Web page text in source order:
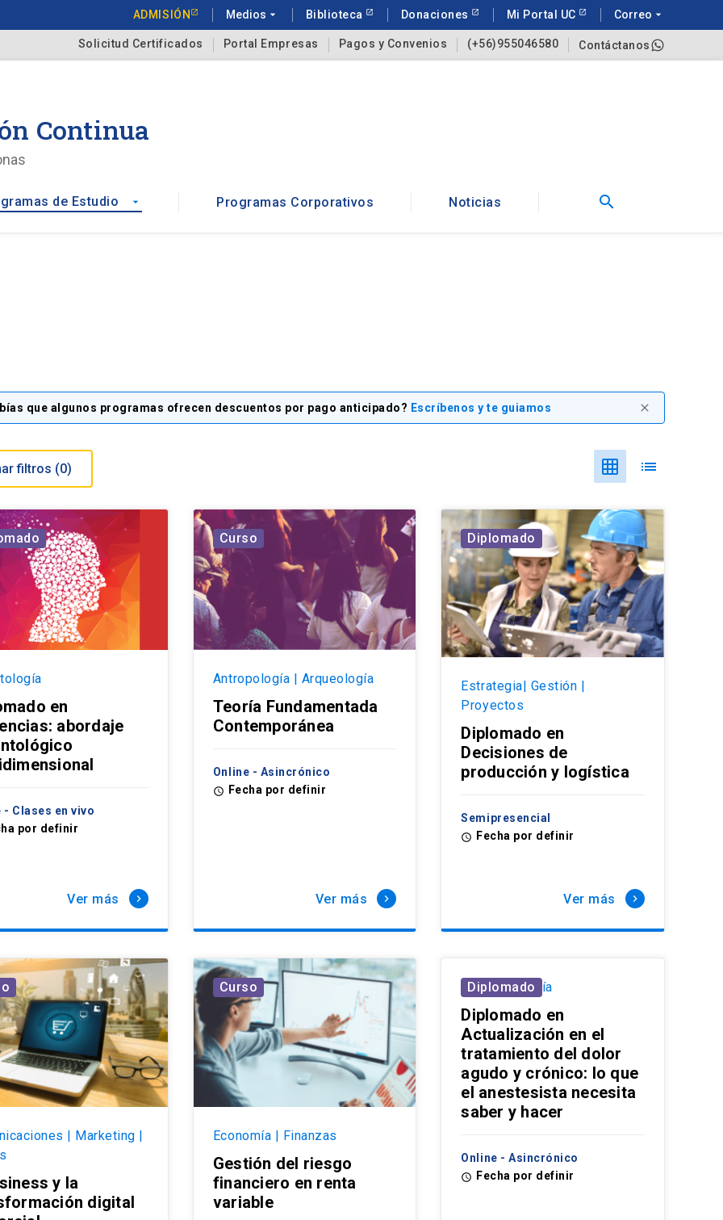
ADMISIÓN Medios arrow_drop_down Biblioteca Donaciones Mi Portal UC Correo arrow_drop_down
Solicitud Certificados Portal Empresas Pagos y Convenios (+56)955046580 Contáctanos
Continua
de Estudio arrow_drop_down Programas Corporativos Noticias search
que algunos programas ofrecen descuentos por pago anticipado? Escríbenos y te guiamos close
Eliminar filtros (0) grid_on list
en
abordaje
- Clases en vivo
por definir
Ver más keyboard_arrow_right
Curso
Antropología | Arqueología
Teoría Fundamentada
Contemporánea
Online - Asincrónico
access_time Fecha por definir
Ver más keyboard_arrow_right
Diplomado
Estrategia| Gestión |
Proyectos
Diplomado en
Decisiones de
producción y logística
Semipresencial
access_time Fecha por definir
Ver más keyboard_arrow_right
| Marketing |
y la
digital
Curso
Economía | Finanzas
Gestión del riesgo
financiero en renta
variable
Diplomado
Anestesiología
Diplomado en
Actualización en el
tratamiento del dolor
agudo y crónico: lo que
el anestesista necesita
saber y hacer
Online - Asincrónico
access_time Fecha por definir